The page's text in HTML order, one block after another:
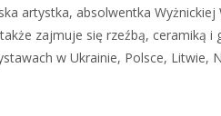
artystka, absolwentka
zajmuje się rzeźbą, ceramiką i
w Ukrainie, Polsce,